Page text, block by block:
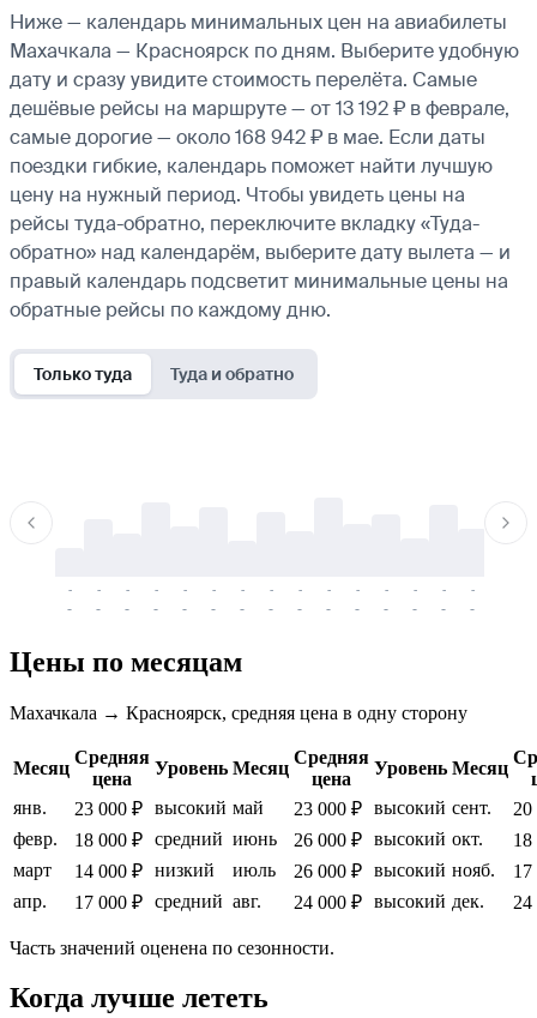
Ниже — календарь минимальных цен на авиабилеты
Махачкала — Красноярск по дням. Выберите удобную
дату и сразу увидите стоимость перелёта. Самые
дешёвые рейсы на маршруте — от 13 192 ₽ в феврале,
самые дорогие — около 168 942 ₽ в мае. Если даты
поездки гибкие, календарь поможет найти лучшую
цену на нужный период. Чтобы увидеть цены на
рейсы туда-обратно, переключите вкладку «Туда-
обратно» над календарём, выберите дату вылета — и
правый календарь подсветит минимальные цены на
обратные рейсы по каждому дню.
Только туда Туда и обратно
-
-
-
-
-
-
-
-
-
-
-
-
-
-
-
-
-
-
-
-
-
-
-
-
-
-
-
-
-
-
Цены по месяцам
Махачкала → Красноярск, средняя цена в одну сторону
Месяц
Средняя
цена
Уровень Месяц
Средняя
цена
Уровень Месяц
янв.
23 000 ₽ высокий май 23 000 ₽ высокий сент.
20
февр.
18 000 ₽ средний июнь 26 000 ₽ высокий окт.
18
март
14 000 ₽ низкий июль 26 000 ₽ высокий нояб.
17
апр.
17 000 ₽ средний авг. 24 000 ₽ высокий дек. 24
Часть значений оценена по сезонности.
Когда лучше лететь